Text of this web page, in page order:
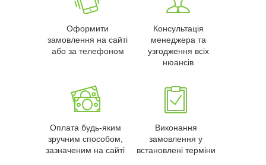
Оформити
замовлення на сайті
або за телефоном
Консультація
менеджера та
узгодження всіх
нюансів
Оплата будь-яким
зручним способом,
зазначеним на сайті
Виконання
замовлення у
встановлені терміни